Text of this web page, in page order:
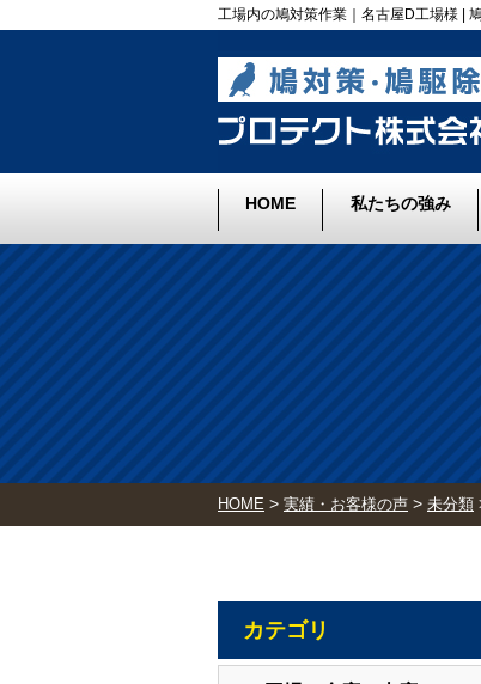
工場内の鳩対策作業｜名古屋D工場様 |
HOME 私たちの強み
HOME > 実績・お客様の声 > 未分類
カテゴリ